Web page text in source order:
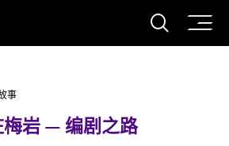
打开
事
梅岩 — 编剧之路